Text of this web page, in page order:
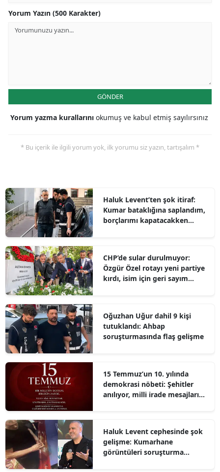
Yorum Yazın (500 Karakter)
GÖNDER
Yorum yazma kurallarını okumuş ve kabul etmiş sayılırsınız
* Bu içerik ile ilgili yorum yok, ilk yorumu siz yazın, tartışalım *
Haluk Levent’ten şok itiraf:
Kumar bataklığına saplandım,
borçlarımı kapatacakken
CHP’de sular durulmuyor:
Özgür Özel rotayı yeni partiye
kırdı, isim için geri sayım
Oğuzhan Uğur dahil 9 kişi
tutuklandı: Ahbap
soruşturmasında flaş gelişme
15 Temmuz’un 10. yılında
demokrasi nöbeti: Şehitler
anılıyor, milli irade mesajları
Haluk Levent cephesinde şok
gelişme: Kumarhane
görüntüleri soruşturma